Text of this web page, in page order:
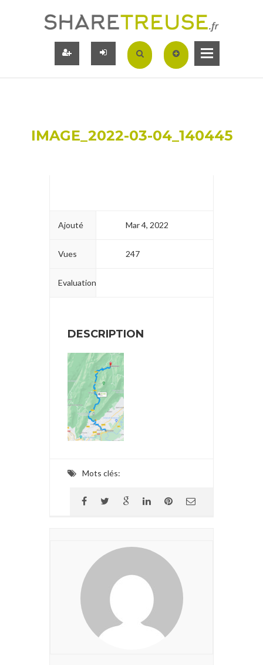
IMAGE_2022-03-04_140445
Ajouté Mar 4, 2022
Vues 247
Evaluation
DESCRIPTION
Mots clés: